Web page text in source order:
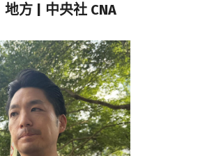
方 | 中央社 CNA